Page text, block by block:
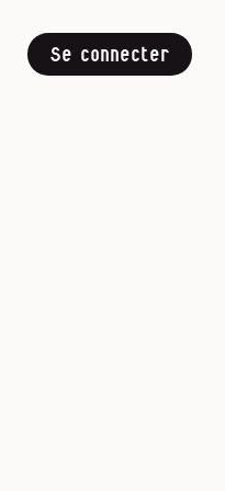
Se connecter